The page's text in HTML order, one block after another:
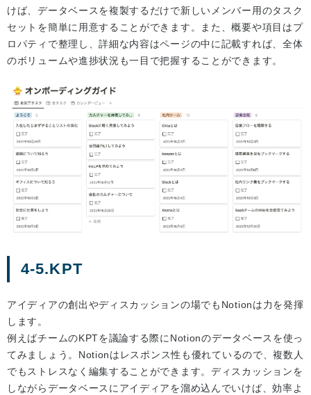
けば、データベースを複製するだけで新しいメンバー用のタスク
セットを簡単に用意することができます。また、概要や項目はプ
ロパティで整理し、詳細な内容はページの中に記載すれば、全体
のボリュームや進捗状況も一目で把握することができます。
4-5.KPT
アイディアの創出やディスカッションの場でもNotionは力を発揮
します。
例えばチームのKPTを議論する際にNotionのデータベースを使っ
てみましょう。Notionはレスポンス性も優れているので、複数人
でもストレスなく編集することができます。ディスカッションを
しながらデータベースにアイディアを溜め込んでいけば、効率よ